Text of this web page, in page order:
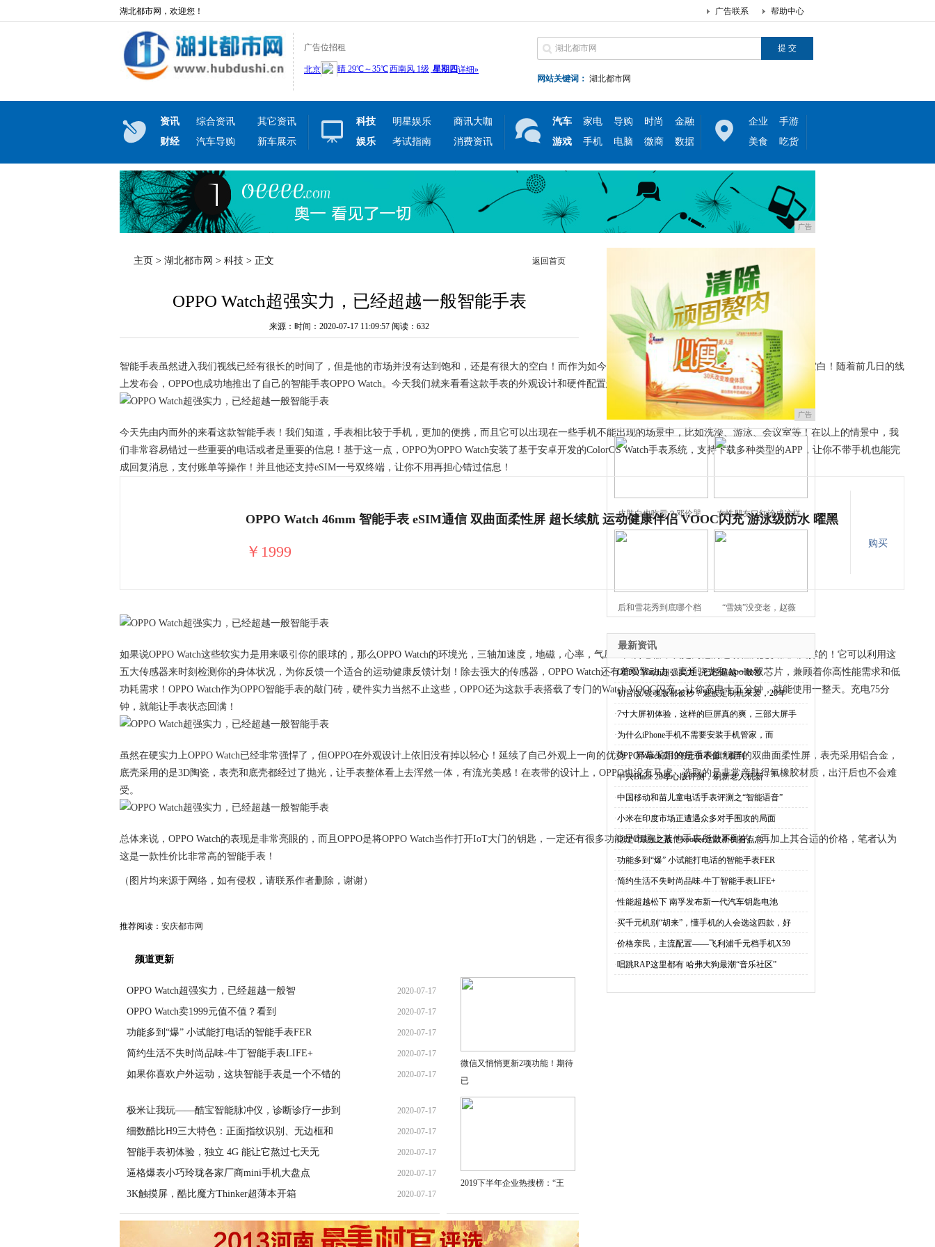
湖北都市网，欢迎您！ 帮助中心
广告联系
广告位招租
网站关键词： 湖北都市网
资讯 综合资讯
其它资讯
财经
汽车导购 新车展示
科技 明星娱乐
商讯大咖
娱乐
考试指南 消费资讯
汽车 家电 导购 时尚
金融
游戏
手机 电脑 微商 数据
企业
手游
美食
吃货
广告
主页 > 湖北都市网 > 科技 > 正文 返回首页
OPPO Watch超强实力，已经超越一般智能手表
来源：时间：2020-07-17 11:09:57 阅读：632
智能手表虽然进入我们视线已经有很长的时间了，但是他的市场并没有达到饱和，还是有很大的空白！而作为如今几家大的科技制造商OPPO，自然不会放过这片空白！随着前几日的线
上发布会，OPPO也成功地推出了自己的智能手表OPPO Watch。今天我们就来看看这款手表的外观设计和硬件配置怎么样吧！
今天先由内而外的来看这款智能手表！我们知道，手表相比较于手机，更加的便携，而且它可以出现在一些手机不能出现的场景中，比如洗澡、游泳、会议室等！在以上的情景中，我
们非常容易错过一些重要的电话或者是重要的信息！基于这一点，OPPO为OPPO Watch安装了基于安卓开发的ColorOS Watch手表系统，支持下载多种类型的APP，让你不带手机也能完
成回复消息，支付账单等操作！并且他还支持eSIM一号双终端，让你不用再担心错过信息！
OPPO Watch 46mm 智能手表 eSIM通信 双曲面柔性屏 超长续航 运动健康伴侣 VOOC闪充 游泳级防水 曜黑
￥1999 购买
如果说OPPO Watch这些软实力是用来吸引你的眼球的，那么OPPO Watch的环境光，三轴加速度，地磁，心率，气压五大传感器，就是为他的运动检测提供强大支撑的！它可以利用这
五大传感器来时刻检测你的身体状况，为你反馈一个适合的运动健康反馈计划！除去强大的传感器，OPPO Watch还有着双擎动力，高通骁龙和Apollo双芯片，兼顾着你高性能需求和低
功耗需求！OPPO Watch作为OPPO智能手表的敲门砖，硬件实力当然不止这些，OPPO还为这款手表搭载了专门的Watch VOOC闪充，让你充电十五分钟，就能使用一整天。充电75分
钟，就能让手表状态回满！
虽然在硬实力上OPPO Watch已经非常强悍了，但OPPO在外观设计上依旧没有掉以轻心！延续了自己外观上一向的优势，屏幕采用的是手表旗舰屏的双曲面柔性屏，表壳采用铝合金，
底壳采用的是3D陶瓷，表壳和底壳都经过了抛光，让手表整体看上去浑然一体，有流光美感！在表带的设计上，OPPO也没有马虎，选取的是非常亲肤得氟橡胶材质，出汗后也不会难
受。
总体来说，OPPO Watch的表现是非常亮眼的，而且OPPO是将OPPO Watch当作打开IoT大门的钥匙，一定还有很多功能是市场上其他手表所做不到的，再加上其合适的价格，笔者认为
这是一款性价比非常高的智能手表！
（图片均来源于网络，如有侵权，请联系作者删除，谢谢）
推荐阅读： 安庆都市网
频道更新
OPPO Watch超强实力，已经超越一般智 2020-07-17
OPPO Watch卖1999元值不值？看到 2020-07-17
功能多到“爆” 小试能打电话的智能手表FER 2020-07-17
简约生活不失时尚品味-牛丁智能手表LIFE+ 2020-07-17
如果你喜欢户外运动，这块智能手表是一个不错的 2020-07-17
极米让我玩——酷宝智能脉冲仪，诊断诊疗一步到 2020-07-17
细数酷比H9三大特色：正面指纹识别、无边框和 2020-07-17
智能手表初体验，独立 4G 能让它熬过七天无 2020-07-17
逼格爆表小巧玲珑各家厂商mini手机大盘点 2020-07-17
3K触摸屏，酷比魔方Thinker超薄本开箱 2020-07-17
微信又悄悄更新2项功能！期待
已
2019下半年企业热搜榜：“王
广告
皮肤白也吃亏？邓伦哭 女性朋友口红涂成这样
后和雪花秀到底哪个档 “雪姨”没变老，赵薇
最新资讯
·OPPO Watch超强实力，已经超越一般智
·初音版/银魂版都被秒？魅族定制机来袭，20年
·7寸大屏初体验，这样的巨屏真的爽，三部大屏手
·为什么iPhone手机不需要安装手机管家，而
·OPPO Watch卖1999元值不值？看到
·中兴Blade 20孝心版评测，刷新老人机新
·中国移动和苗儿童电话手表评测之“智能语音”
·小米在印度市场正遭遇众多对手围攻的局面
·OPPO最强之敌？koobee这款新机有点意
·功能多到“爆” 小试能打电话的智能手表FER
·简约生活不失时尚品味-牛丁智能手表LIFE+
·性能超越松下 南孚发布新一代汽车钥匙电池
·买千元机别“胡来”，懂手机的人会选这四款，好
·价格亲民，主流配置——飞利浦千元档手机X59
·唱跳RAP这里都有 哈弗大狗最潮“音乐社区”